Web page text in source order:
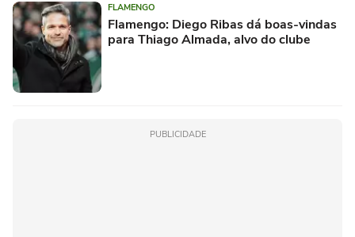
FLAMENGO
Flamengo: Diego Ribas dá boas-vindas
para Thiago Almada, alvo do clube
PUBLICIDADE